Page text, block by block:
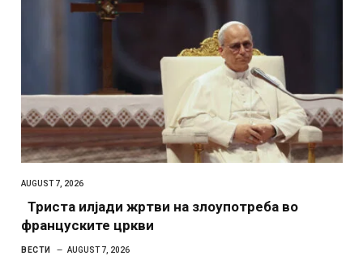
AUGUST 7, 2026
Триста илјади жртви на злоупотреба во
француските цркви
ВЕСТИ AUGUST 7, 2026